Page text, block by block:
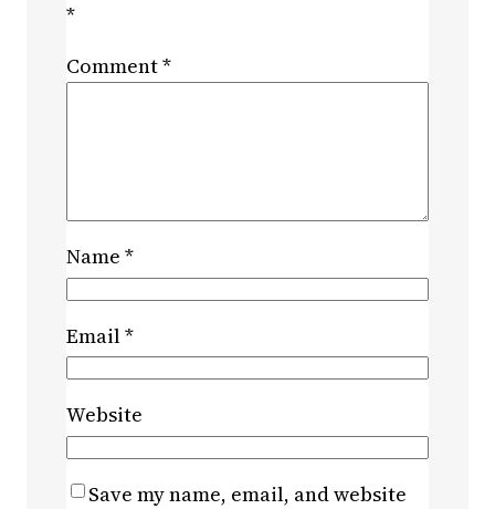
*
Comment*
Name *
Email*
Website
Save my name, email, and website